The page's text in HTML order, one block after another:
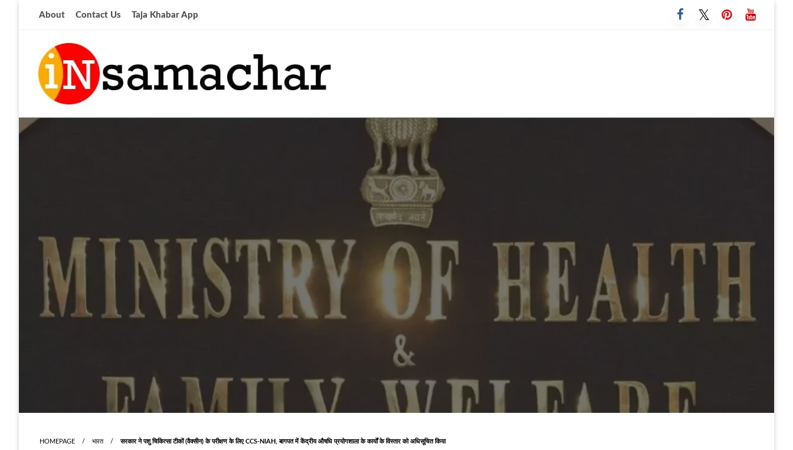
About Contact Us Taja Khabar App
आज की ताजा खबर
HOMEPAGE भारत सरकार ने पशु चिकित्सा टीकों (वैक्सीन) के परीक्षण के लिए CCS-NIAH, बागपत में केंद्रीय औषधि प्रयोगशाला के कार्यों के विस्तार को अधिसूचित किया